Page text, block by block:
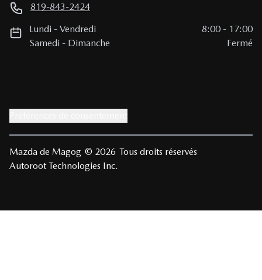
819-843-2424
Lundi -Vendredi 8:00 - 17:00
Samedi - Dimanche Fermé
Mazda de Magog © 2026 Tous droits réservés
Autoroot Technologies Inc.